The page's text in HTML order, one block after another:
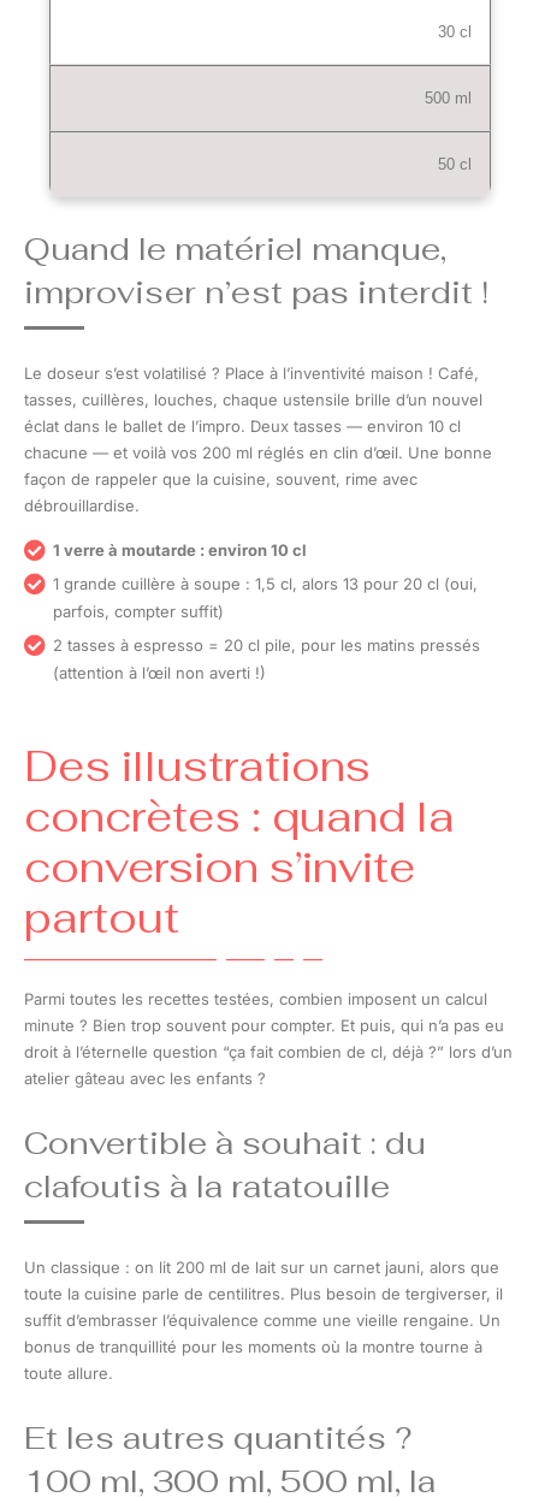
30 cl
500 ml
50 cl
Quand le matériel manque,
improviser n’est pas interdit !
Le doseur s’est volatilisé ? Place à l’inventivité maison ! Café,
tasses, cuillères, louches, chaque ustensile brille d’un nouvel
éclat dans le ballet de l’impro. Deux tasses — environ 10 cl
chacune — et voilà vos 200 ml réglés en clin d’œil. Une bonne
façon de rappeler que la cuisine, souvent, rime avec
débrouillardise.
1 verre à moutarde : environ 10 cl
1 grande cuillère à soupe : 1,5 cl, alors 13 pour 20 cl (oui,
parfois, compter suffit)
2 tasses à espresso = 20 cl pile, pour les matins pressés
(attention à l’œil non averti !)
Des illustrations
concrètes : quand la
conversion s’invite
partout
Parmi toutes les recettes testées, combien imposent un calcul
minute ? Bien trop souvent pour compter. Et puis, qui n’a pas eu
droit à l’éternelle question “ça fait combien de cl, déjà ?” lors d’un
atelier gâteau avec les enfants ?
Convertible à souhait : du
clafoutis à la ratatouille
Un classique : on lit 200 ml de lait sur un carnet jauni, alors que
toute la cuisine parle de centilitres. Plus besoin de tergiverser, il
suffit d’embrasser l’équivalence comme une vieille rengaine. Un
bonus de tranquillité pour les moments où la montre tourne à
toute allure.
Et les autres quantités ?
100 ml, 300 ml, 500 ml, la